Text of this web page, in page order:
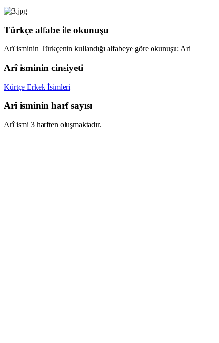
Türkçe alfabe ile okunuşu
Arî isminin Türkçenin kullandığı alfabeye göre okunuşu: Ari
Arî isminin cinsiyeti
Kürtçe Erkek İsimleri
Arî isminin harf sayısı
Arî ismi 3 harften oluşmaktadır.